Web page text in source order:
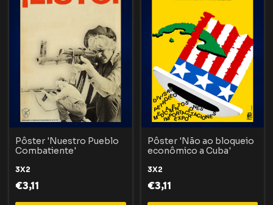
Pôster 'Nuestro Pueblo
Combatiente'
3X2
€3,11
Pôster 'Não ao bloqueio
econômico a Cuba'
3X2
€3,11